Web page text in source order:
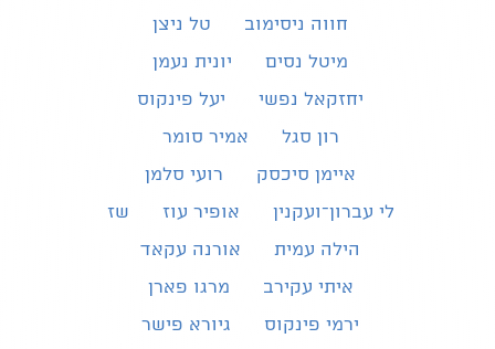
חווה ניסימוב
טל ניצן
מיטל נסים
יונית נעמן
יחזקאל נפשי
יעל פינקוס
רון סגל
אמיר סומר
איימן סיכסק
רועי סלמן
לי עברון־ועקנין
אופיר עוז
שז
הילה עמית
אורנה עקאד
איתי עקירב
מרגו פארן
ירמי פינקוס
גיורא פישר